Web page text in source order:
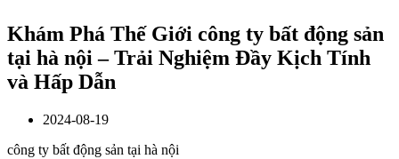
Khám Phá Thế Giới công ty bất động sản
tại hà nội – Trải Nghiệm Đầy Kịch Tính
và Hấp Dẫn
2024-08-19
công ty bất động sản tại hà nội